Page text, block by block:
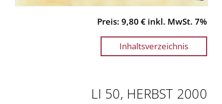
Preis: 9,80 € inkl. MwSt. 7%
Inhaltsverzeichnis
LI 50, HERBST 2000